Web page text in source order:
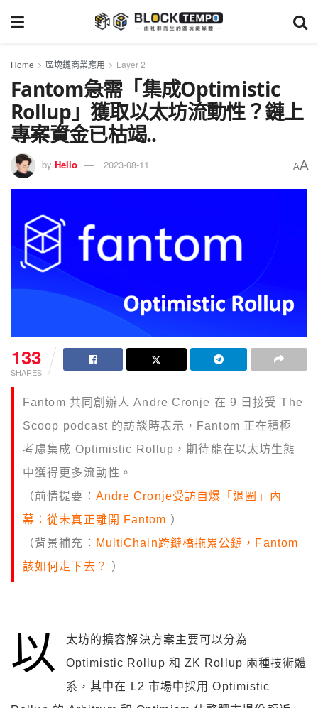
Home 區塊鏈商業應用 Layer 2
Fantom急需「集成Optimistic
Rollup」獲取以太坊流動性？鏈上
專案資金已枯竭..
by Helio 2023-08-11 AA
133
SHARES
Fantom 共同創辦人 Andre Cronje 在 9 日接受 The
Scoop podcast 的訪談時表示，Fantom 正在積極
考慮集成 Optimistic Rollup，期待能在以太坊生態
中獲得更多流動性。
（前情提要： Andre Cronje受訪自爆「退圈」內
幕：從未真正離開 Fantom ）
（背景補充： MultiChain跨鏈橋拖累公鏈，Fantom
該如何走下去？
）
以
太坊的擴容解決方案主要可以分為
Optimistic Rollup 和 ZK Rollup 兩種技術體
系，其中在 L2 市場中採用 Optimistic